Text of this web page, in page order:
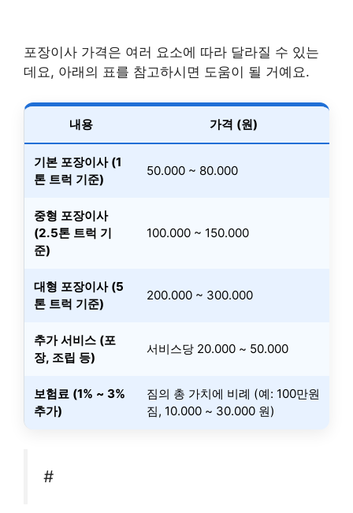
포장이사 가격은 여러 요소에 따라 달라질 수 있는
데요, 아래의 표를 참고하시면 도움이 될 거예요.
내용 가격 (원)
기본 포장이사 (1
톤 트럭 기준)
50.000 ~ 80.000
중형 포장이사
(2.5톤 트럭 기
준)
100.000 ~ 150.000
대형 포장이사 (5
톤 트럭 기준)
200.000 ~ 300.000
추가 서비스 (포
장, 조립 등)
서비스당 20.000 ~ 50.000
보험료 (1% ~ 3%
추가)
짐의 총 가치에 비례 (예: 100만원
짐, 10.000 ~ 30.000 원)
#